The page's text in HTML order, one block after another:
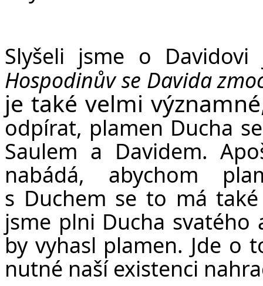
Slyšeli jsme o
Hospodinův se Davida
je také velmi
odpírat, plamen Ducha
Saulem a Davidem.
nabádá, abychom
s Duchem se to má
jsme plni Ducha
by vyhasl plamen. Jde o
nutné naší existenci